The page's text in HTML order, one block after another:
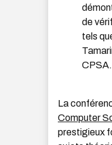
de
tels
CPSA.
La
Computer
prestigieux